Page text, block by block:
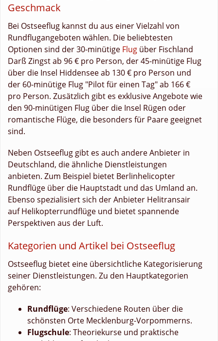
Geschmack
Bei Ostseeflug kannst du aus einer Vielzahl von
Rundflugangeboten wählen. Die beliebtesten
Optionen sind der 30-minütige Flug über Fischland
Darß Zingst ab 96 € pro Person, der 45-minütige Flug
über die Insel Hiddensee ab 130 € pro Person und
der 60-minütige Flug "Pilot für einen Tag" ab 166 €
pro Person. Zusätzlich gibt es exklusive Angebote wie
den 90-minütigen Flug über die Insel Rügen oder
romantische Flüge, die besonders für Paare geeignet
sind.
Neben Ostseeflug gibt es auch andere Anbieter in
Deutschland, die ähnliche Dienstleistungen
anbieten. Zum Beispiel bietet Berlinhelicopter
Rundflüge über die Hauptstadt und das Umland an.
Ebenso spezialisiert sich der Anbieter Helitransair
auf Helikopterrundflüge und bietet spannende
Perspektiven aus der Luft.
Kategorien und Artikel bei Ostseeflug
Ostseeflug bietet eine übersichtliche Kategorisierung
seiner Dienstleistungen. Zu den Hauptkategorien
gehören:
Rundflüge: Verschiedene Routen über die
schönsten Orte Mecklenburg-Vorpommerns.
Flugschule: Theoriekurse und praktische